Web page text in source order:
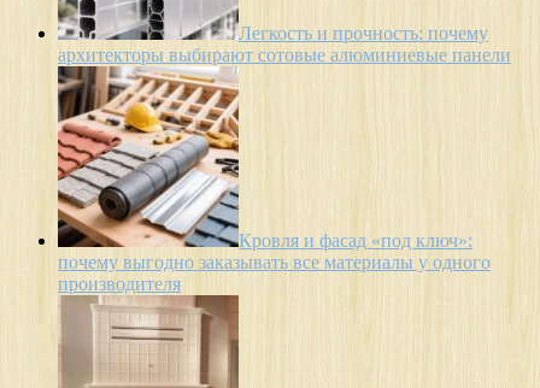
Легкость и прочность: почему
архитекторы выбирают сотовые алюминиевые панели
Кровля и фасад «под ключ»:
почему выгодно заказывать все материалы у одного
производителя